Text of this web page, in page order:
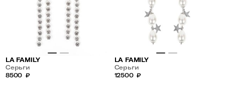
LA FAMILY
Серьги
8500 ₽
LA FAMILY
Серьги
12500 ₽